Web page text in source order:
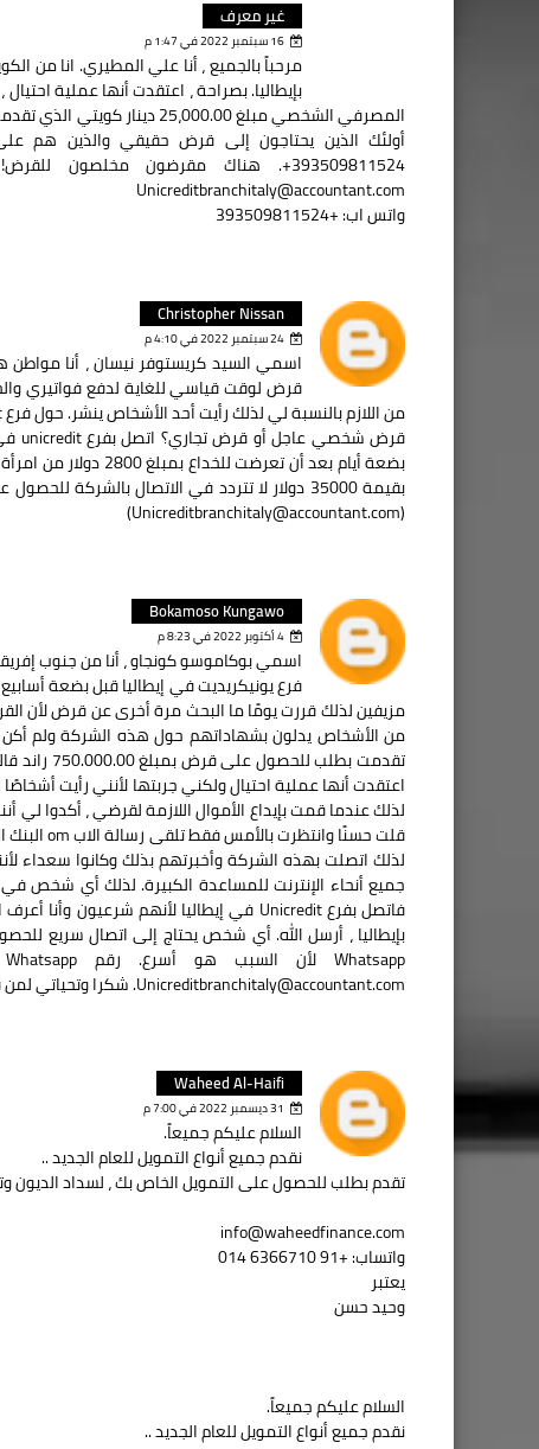
غير معرف
16 سبتمبر 2022 في 1:47 م
مرحباً بالجميع ، أنا علي المطيري. انا من
بإيطاليا. بصراحة ، اعتقدت أنها عملية
المصرفي الشخصي مبلغ
+393509811524. هناك مقرضون
Unicreditbranchitaly@accountant.com
واتس اب: +393509811524
Christopher Nissan
24 سبتمبر 2022 في 4:10 م
اسمي السيد كريستوفر نيسان ، أنا
قرض لوقت قياسي للغاية لدفع فواتيري
بضعة أيام بعد أن
(Unicreditbranchitaly@accountant.com)
Bokamoso Kungawo
4 أكتوبر 2022 في 8:23 م
اسمي بوكاموسو كونجاو ، أنا من جنوب
من الأشخاص يدلون بشهاداتهم حول هذه الشركة ولم
تقدمت
اعتقدت أنها عملية احتيال ولكني جربتها لأنني رأيت
لذلك اتصلت بهذه الشركة وأخبرتهم بذلك وكانوا
جميع أنحاء الإنترنت للمساعدة الكبيرة. لذلك أي شخص
Unicreditbranchitaly@accountant.com. شكرا وتحياتي لمن قرأ رسالتي.
Waheed Al-Haifi
31 ديسمبر 2022 في 7:00 م
السلام عليكم جميعاً.
نقدم جميع أنواع التمويل للعام الجديد ..
تقدم بطلب للحصول على التمويل الخاص بك ، لسداد الديون
info@waheedfinance.com
واتساب: +91 6366710 014
يعتبر
وحيد حسن
السلام عليكم جميعاً.
نقدم جميع أنواع التمويل للعام الجديد ..